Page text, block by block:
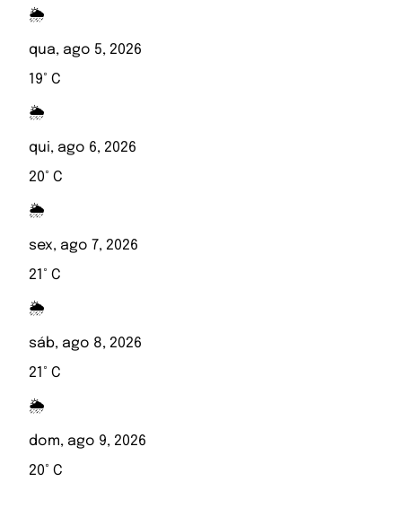
🌦️
qua, ago 5, 2026
19° C
🌦️
qui, ago 6, 2026
20° C
🌦️
sex, ago 7, 2026
21° C
🌦️
sáb, ago 8, 2026
21° C
🌦️
dom, ago 9, 2026
20° C